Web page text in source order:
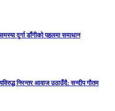
दुर्गा डाँगीको पहलमा समाधान
निरन्तर आवाज उठाउँदै: सन्दीप गौतम